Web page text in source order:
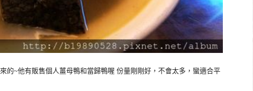
~他有販售個人薑母鴨和當歸鴨喔 份量剛剛好，不會太多，蠻適合平